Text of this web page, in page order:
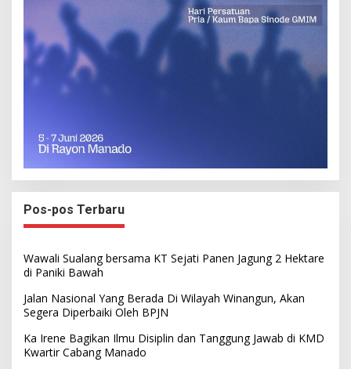
Pos-pos Terbaru
Wawali Sualang bersama KT Sejati Panen Jagung 2 Hektare
di Paniki Bawah
Jalan Nasional Yang Berada Di Wilayah Winangun, Akan
Segera Diperbaiki Oleh BPJN
Ka Irene Bagikan Ilmu Disiplin dan Tanggung Jawab di KMD
Kwartir Cabang Manado